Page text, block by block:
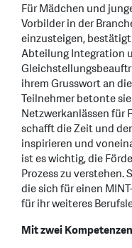
Für Mädchen und
Vorbilder in der
einzusteigen,
Abteilung Integration
ihrem Grusswort an
Teilnehmer betonte
Netzwerkanlässen für
schafft die Zeit und
inspirieren und
ist es wichtig, die
Prozess zu verstehen.
die sich für einen
für ihr weiteres
Mit zwei